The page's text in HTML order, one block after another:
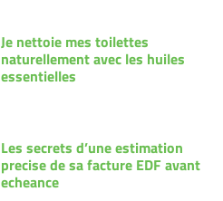
Je nettoie mes toilettes
naturellement avec les huiles
essentielles
Les secrets d’une estimation
precise de sa facture EDF avant
echeance